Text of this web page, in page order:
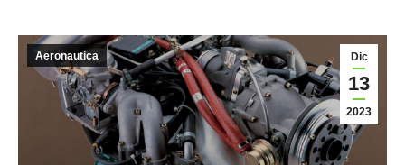
Dic
13
2023
Aeronautica